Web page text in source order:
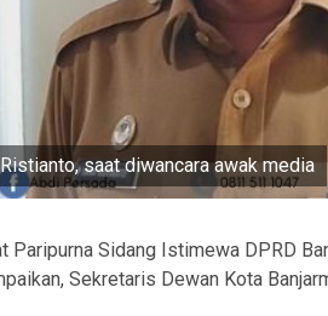
saat diwancara awak media
Paripurna Sidang Istimewa DPRD
Sekretaris Dewan Kota